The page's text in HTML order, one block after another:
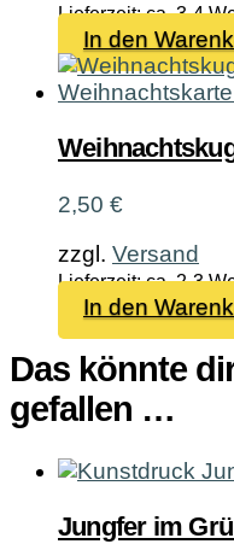
Lieferzeit: ca. 3-4
In den
2,50 €
zzgl. Versand
Lieferzeit: ca. 2-3
In den
Das könnte
gefallen …
Jungfer im